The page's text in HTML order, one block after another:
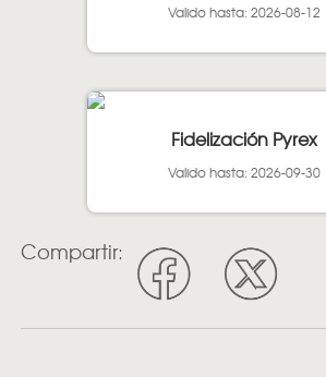
Valido hasta: 2026-08-12
Fidelización Pyrex
Valido hasta: 2026-09-30
Compartir: